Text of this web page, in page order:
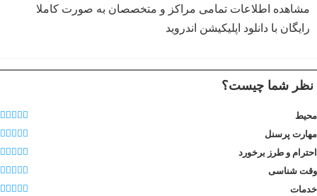
مشاهده اطلاعات تمامی مراکز و متخصصان به صورت کاملا
رایگان با دانلود اپلیکیشن اندروید
نظر شما چیست؟
محیط
مهارت پرسنل
احترام و طرز برخورد
وقت شناسی
خدمات